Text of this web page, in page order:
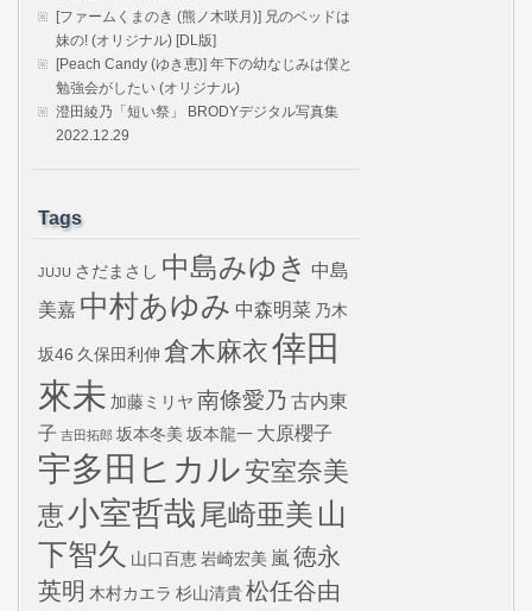
[ファームくまのき (熊ノ木咲月)] 兄のベッドは
妹の! (オリジナル) [DL版]
[Peach Candy (ゆき恵)] 年下の幼なじみは僕と
勉強会がしたい (オリジナル)
澄田綾乃「短い祭」 BRODYデジタル写真集
2022.12.29
Tags
JUJU さだまさし 中島みゆき 中島
美嘉 中村あゆみ 中森明菜 乃木
坂46 久保田利伸 倉木麻衣倖田
來未 加藤ミリヤ 南條愛乃 古内東
子 吉田拓郎 坂本冬美 坂本龍一 大原櫻子
宇多田ヒカル安室奈美
恵小室哲哉 尾崎亜美 山
下智久 山口百恵岩崎宏美 嵐 徳永
英明 木村カエラ 杉山清貴松任谷由